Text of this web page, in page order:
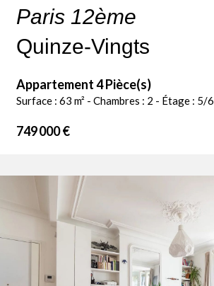
Paris 12ème
Quinze-Vingts
Appartement 4 Pièce(s)
Surface : 63 m² - Chambres : 2 - Étage : 5/6
749 000 €